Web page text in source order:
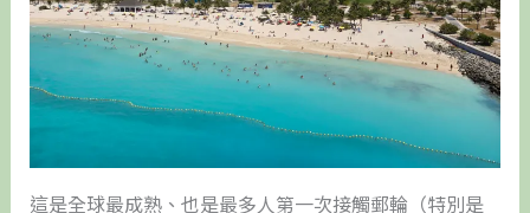
這是全球最成熟、也是最多人第一次接觸郵輪（特別是